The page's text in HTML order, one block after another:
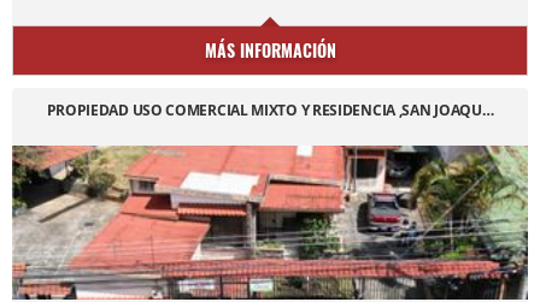
MÁS INFORMACIÓN
PROPIEDAD USO COMERCIAL MIXTO Y RESIDENCIA ,SAN JOAQU…